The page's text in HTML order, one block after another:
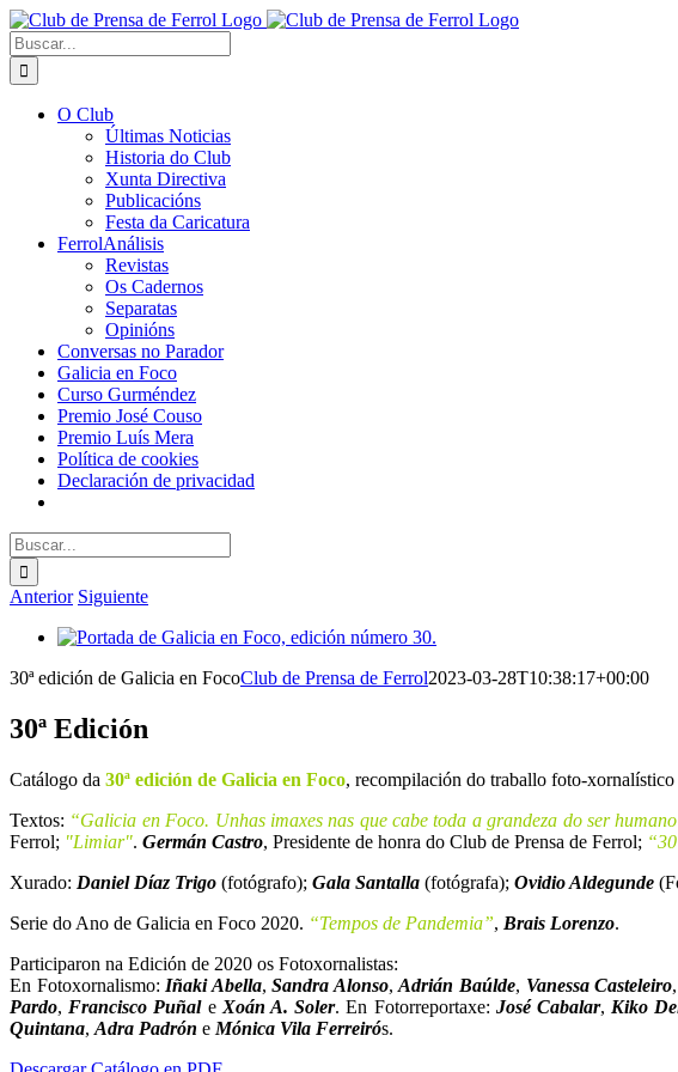
Saltar
al
contenido
Buscar:
O Club
Últimas Noticias
Historia do Club
Xunta Directiva
Publicacións
Festa da Caricatura
FerrolAnálisis
Revistas
Os Cadernos
Separatas
Opinións
Conversas no Parador
Galicia en Foco
Curso Gurméndez
Premio José Couso
Premio Luís Mera
Política de cookies
Declaración de privacidad
Buscar:
Anterior Siguiente
Ver
más
30ª edición de Galicia en FocoClub de Prensa de Ferrol2023-03-28T10:38:17+00:00
30ª Edición
Catálogo da 30ª edición de Galicia en Foco, recompilación do traballo foto-
Textos: “Galicia en Foco. Unhas imaxes nas que cabe toda a grandeza do ser
Ferrol; "Limiar". Germán Castro, Presidente de honra do Club de Prensa de Ferrol;
Xurado: Daniel Díaz Trigo (fotógrafo); Gala Santalla (fotógrafa); Ovidio Aldegunde
Serie do Ano de Galicia en Foco 2020. “Tempos de Pandemia”, Brais Lorenzo.
Participaron na Edición de 2020 os Fotoxornalistas:
En Fotoxornalismo: Iñaki Abella,Sandra Alonso,Adrián Baúlde, Vanessa Casteleiro,
Pardo, Francisco Puñale Xoán A. Soler. En Fotorreportaxe: José Cabalar, Kiko
Quintana, Adra Padrón e Mónica Vila Ferreirós.